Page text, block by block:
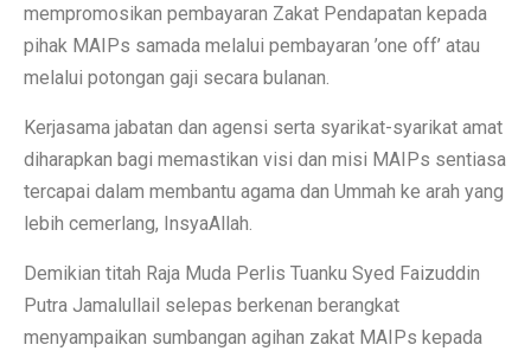
mempromosikan pembayaran Zakat Pendapatan kepada
pihak MAIPs samada melalui pembayaran ’one off’ atau
melalui potongan gaji secara bulanan.
Kerjasama jabatan dan agensi serta syarikat-syarikat amat
diharapkan bagi memastikan visi dan misi MAIPs sentiasa
tercapai dalam membantu agama dan Ummah ke arah yang
lebih cemerlang, InsyaAllah.
Demikian titah Raja Muda Perlis Tuanku Syed Faizuddin
Putra Jamalullail selepas berkenan berangkat
menyampaikan sumbangan agihan zakat MAIPs kepada